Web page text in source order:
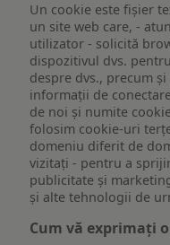
Un cookie este fişier
un site web care, -
utilizator - solicită
dispozitivul dvs.
despre dvs., precum
informații de
de noi și numite
folosim cookie-uri
domeniu diferit de
vizitați - pentru a
publicitate și
și alte tehnologii de
Cum vă exprimați